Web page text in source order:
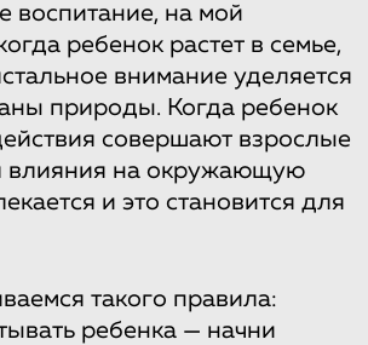
воспитание, на мой
ребенок растет в семье,
внимание уделяется
природы. Когда ребенок
совершают взрослые
влияния на окружающую
и это становится для
такого правила:
ребенка — начни